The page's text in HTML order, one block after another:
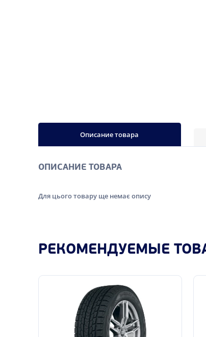
Описание товара
ОПИСАНИЕ ТОВАРА
Для цього товару ще немає опису
РЕКОМЕНДУЕМЫЕ